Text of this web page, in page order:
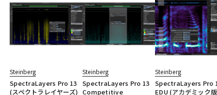
Steinberg
SpectraLayers Pro 13
(スペクトラレイヤーズ)
Steinberg
SpectraLayers Pro 13
Competitive
Steinberg
SpectraLayers Pro
EDU (アカデミック